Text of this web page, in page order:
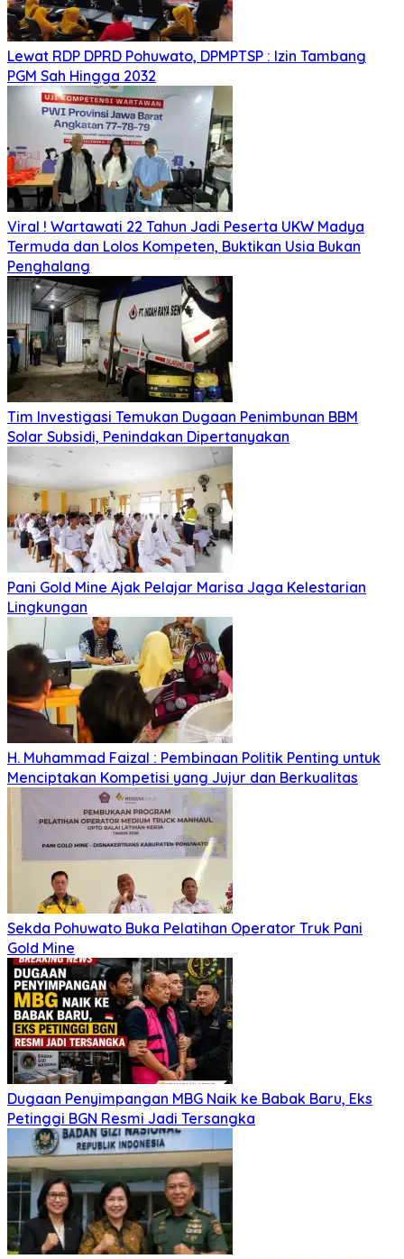
Lewat RDP DPRD Pohuwato, DPMPTSP : Izin Tambang
PGM Sah Hingga 2032
Viral ! Wartawati 22 Tahun Jadi Peserta UKW Madya
Termuda dan Lolos Kompeten, Buktikan Usia Bukan
Penghalang
Tim Investigasi Temukan Dugaan Penimbunan BBM
Solar Subsidi, Penindakan Dipertanyakan
Pani Gold Mine Ajak Pelajar Marisa Jaga Kelestarian
Lingkungan
H. Muhammad Faizal : Pembinaan Politik Penting untuk
Menciptakan Kompetisi yang Jujur dan Berkualitas
Sekda Pohuwato Buka Pelatihan Operator Truk Pani
Gold Mine
Dugaan Penyimpangan MBG Naik ke Babak Baru, Eks
Petinggi BGN Resmi Jadi Tersangka